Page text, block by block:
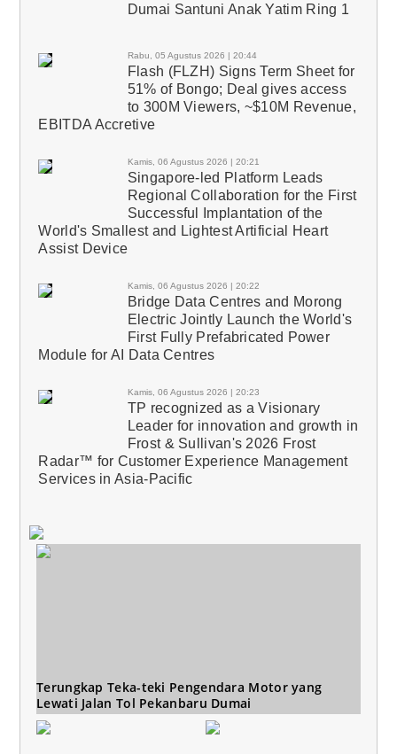
Dumai Santuni Anak Yatim Ring 1
Rabu, 05 Agustus 2026 | 20:44
Flash (FLZH) Signs Term Sheet for
51% of Bongo; Deal gives access
to 300M Viewers, ~$10M Revenue,
EBITDA Accretive
Kamis, 06 Agustus 2026 | 20:21
Singapore-led Platform Leads
Regional Collaboration for the First
Successful Implantation of the
World's Smallest and Lightest Artificial Heart
Assist Device
Kamis, 06 Agustus 2026 | 20:22
Bridge Data Centres and Morong
Electric Jointly Launch the World's
First Fully Prefabricated Power
Module for AI Data Centres
Kamis, 06 Agustus 2026 | 20:23
TP recognized as a Visionary
Leader for innovation and growth in
Frost & Sullivan's 2026 Frost
Radar™ for Customer Experience Management
Services in Asia-Pacific
Terungkap Teka-teki Pengendara Motor yang
Lewati Jalan Tol Pekanbaru Dumai